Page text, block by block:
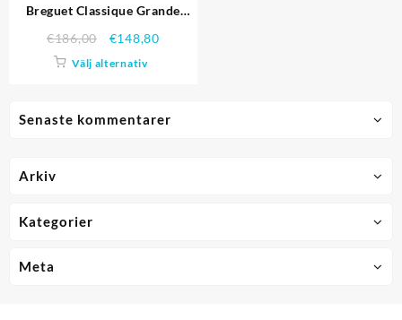
Senaste kommentarer
Breguet Classique Grande
Silver Case Black Dial svart
läderrem 622.212 Replika
€186,00 €148,80
Välj alternativ
Arkiv
Kategorier
Meta